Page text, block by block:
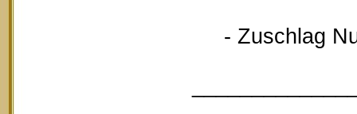
- Zuschlag